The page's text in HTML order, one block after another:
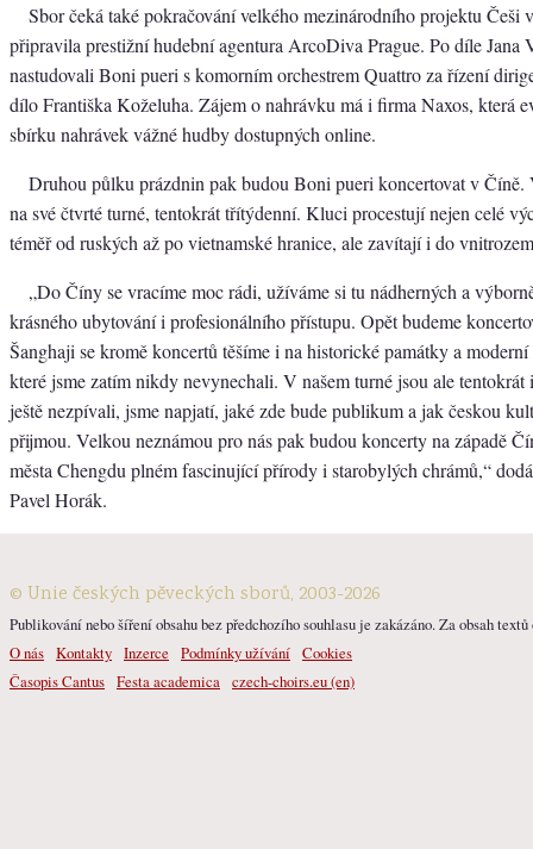
Sbor čeká také pokračování velkého mezinárodního projektu Češi
připravila prestižní hudební agentura ArcoDiva Prague. Po díle Jana
nastudovali Boni pueri s komorním orchestrem Quattro za řízení
dílo Františka Koželuha. Zájem o nahrávku má i firma Naxos, která
sbírku nahrávek vážné hudby dostupných online.
Druhou půlku prázdnin pak budou Boni pueri koncertovat v Číně.
na své čtvrté turné, tentokrát třítýdenní. Kluci procestují nejen celé
téměř od ruských až po vietnamské hranice, ale zavítají i do
„Do Číny se vracíme moc rádi, užíváme si tu nádherných a
krásného ubytování i profesionálního přístupu. Opět budeme
Šanghaji se kromě koncertů těšíme i na historické památky a
které jsme zatím nikdy nevynechali. V našem turné jsou ale tentokrát
ještě nezpívali, jsme napjatí, jaké zde bude publikum a jak českou
přijmou. Velkou neznámou pro nás pak budou koncerty na západě
města Chengdu plném fascinující přírody i starobylých chrámů,“
Pavel Horák.
© Unie českých pěveckých sborů, 2003-2026
Publikování nebo šíření obsahu bez předchozího souhlasu je zakázáno. Za obsah
O nás Kontakty Inzerce Podmínky užívání Cookies
Časopis Cantus Festa academica czech-choirs.eu (en)